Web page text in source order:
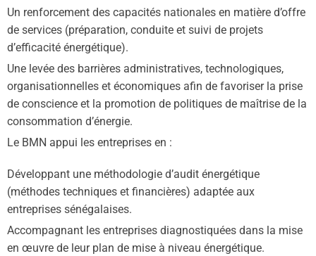
Un renforcement des capacités nationales en matière d’offre
de services (préparation, conduite et suivi de projets
d’efficacité énergétique).
Une levée des barrières administratives, technologiques,
organisationnelles et économiques afin de favoriser la prise
de conscience et la promotion de politiques de maîtrise de la
consommation d’énergie.
Le BMN appui les entreprises en :
Développant une méthodologie d’audit énergétique
(méthodes techniques et financières) adaptée aux
entreprises sénégalaises.
Accompagnant les entreprises diagnostiquées dans la mise
en œuvre de leur plan de mise à niveau énergétique.